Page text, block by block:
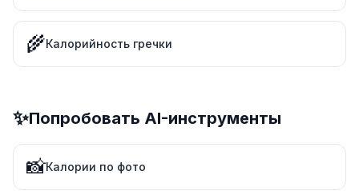
🌾Калорийность гречки
✨Попробовать AI-инструменты
📸Калории по фото